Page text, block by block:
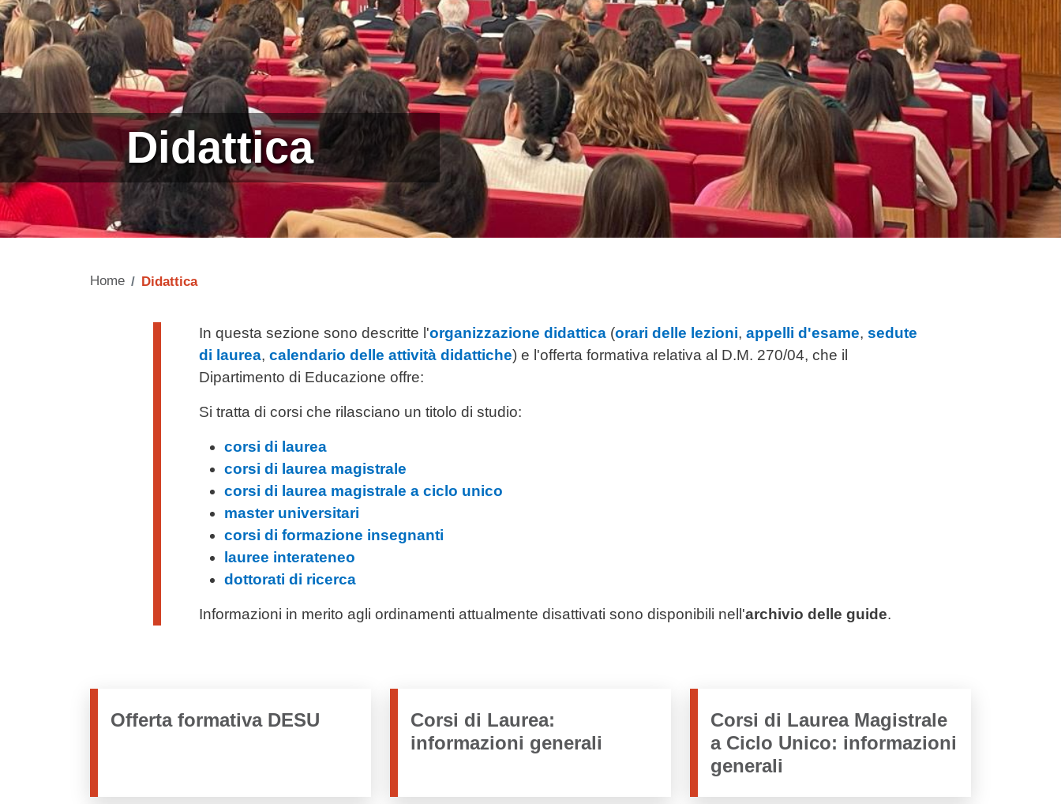
Didattica
Home Didattica
Testo di presentazione
In questa sezione sono descritte l'organizzazione didattica (orari delle lezioni, appelli d'esame, sedute
di laurea, calendario delle attività didattiche) e l'offerta formativa relativa al D.M. 270/04, che il
Dipartimento di Educazione offre:
Si tratta di corsi che rilasciano un titolo di studio:
corsi di laurea
corsi di laurea magistrale
corsi di laurea magistrale a ciclo unico
master universitari
corsi di formazione insegnanti
lauree interateneo
dottorati di ricerca
Informazioni in merito agli ordinamenti attualmente disattivati sono disponibili nell'archivio delle guide.
Offerta formativa DESU
Corsi di Laurea:
informazioni generali
Corsi di Laurea Magistrale
a Ciclo Unico: informazioni
generali